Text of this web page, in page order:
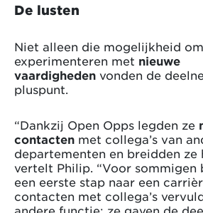
De lusten
Niet alleen die mogelijkheid
experimenteren met nieuwe
vaardigheden vonden de
pluspunt.
“Dankzij Open Opps legden ze
contacten met collega’s van
departementen en breidden ze
vertelt Philip. “Voor sommigen
een eerste stap naar een
contacten met collega’s
andere functie: ze gaven de